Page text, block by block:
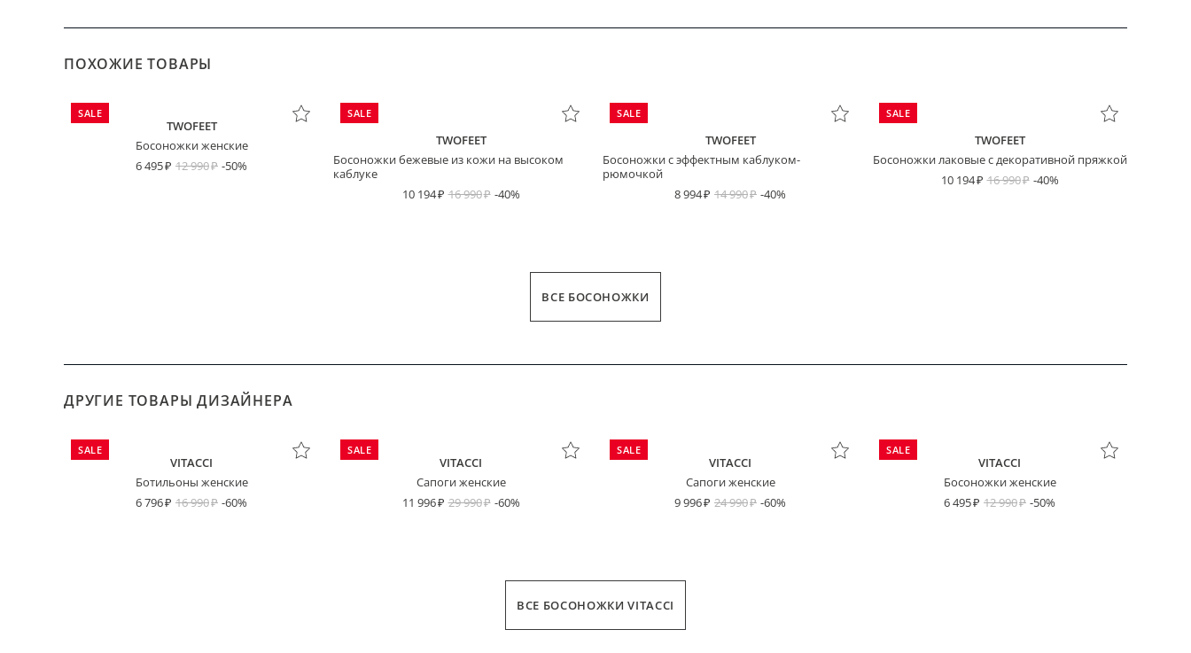
ПОХОЖИЕ ТОВАРЫ
SALE
TWOFEET
Босоножки женские
6 495
12 990 -50%
SALE
TWOFEET
Босоножки бежевые из кожи на высоком
каблуке
10 194
16 990 -40%
SALE
TWOFEET
Босоножки с эффектным каблуком-
рюмочкой
8 994
14 990 -40%
SALE
TWOFEET
Босоножки лаковые с декоративной пряжкой
10 194
16 990 -40%
ВСЕ БОСОНОЖКИ
ДРУГИЕ ТОВАРЫ ДИЗАЙНЕРА
SALE
VITACCI
Ботильоны женские
6 796
16 990 -60%
SALE
VITACCI
Сапоги женские
11 996
29 990 -60%
SALE
VITACCI
Сапоги женские
9 996
24 990 -60%
SALE
VITACCI
Босоножки женские
6 495
12 990 -50%
ВСЕ БОСОНОЖКИ VITACCI